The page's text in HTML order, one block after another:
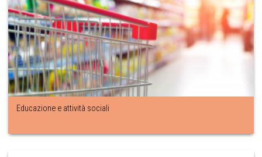
Educazione e attività sociali